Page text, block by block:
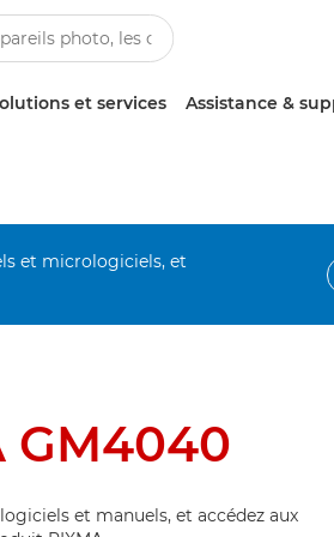
et services Assistance &
et micrologiciels, et
GM4040
et manuels, et accédez aux